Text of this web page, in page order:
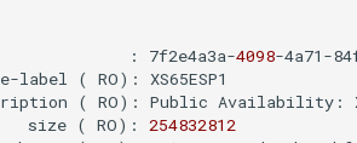
向
: 7f2e4a3a-
4098-4a71-
label ( RO): XS65ESP1
( RO): Public
size ( RO):
254832812